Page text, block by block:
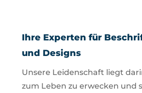
Ihre Experten für
und Designs
Unsere Leidenschaft liegt
zum Leben zu erwecken und